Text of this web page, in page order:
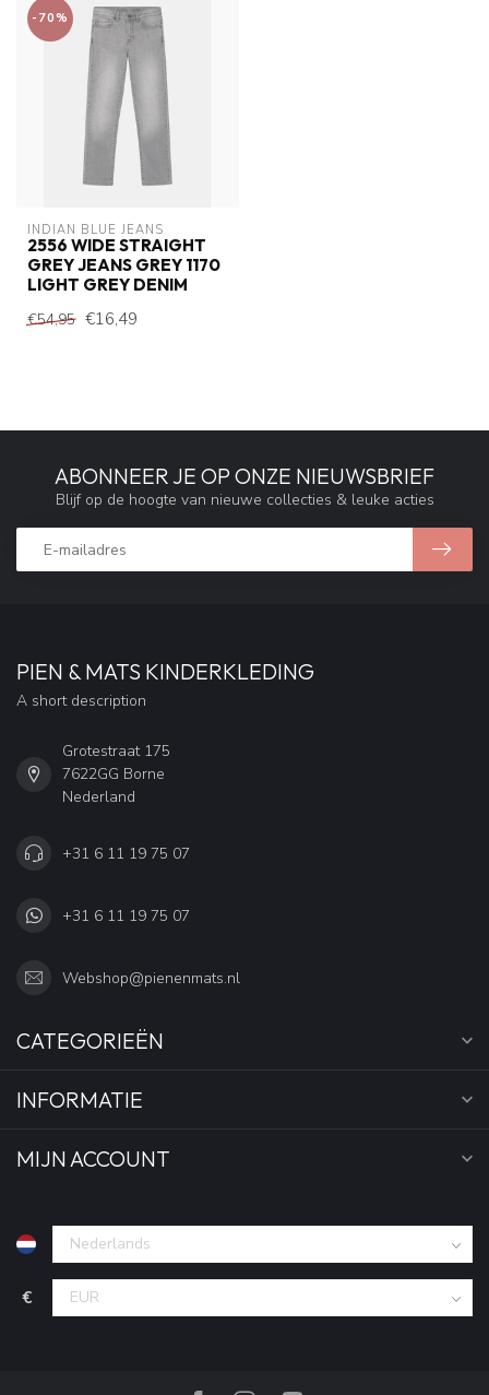
-70%
INDIAN BLUE JEANS
2556 WIDE STRAIGHT
GREY JEANS GREY 1170
LIGHT GREY DENIM
€54,95 €16,49
ABONNEER JE OP ONZE NIEUWSBRIEF
Blijf op de hoogte van nieuwe collecties & leuke acties
PIEN & MATS KINDERKLEDING
A short description
Grotestraat 175
7622GG Borne
Nederland
+31 6 11 19 75 07
+31 6 11 19 75 07
Webshop@pienenmats.nl
CATEGORIEËN
INFORMATIE
MIJN ACCOUNT
€